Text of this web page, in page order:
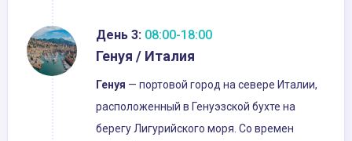
День 3: 08:00-18:00
Генуя / Италия
Генуя — портовой город на севере Италии,
расположенный в Генуэзской бухте на
берегу Лигурийского моря. Со времен